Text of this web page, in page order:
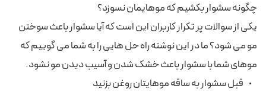
چگونه سشوار بکشیم که موهایمان نسوزد؟
یکی از سوالات پر تکرار کاربران این است که آیا سشوار باعث سوختن
مو می شود؟ ما در این نوشته راه حل هایی را به شما می گوییم که
موهای شما با سشوار باعث خشک شدن و آسیب دیدن مو نشود.
• قبل سشوار به ساقه موهایتان روغن بزنید